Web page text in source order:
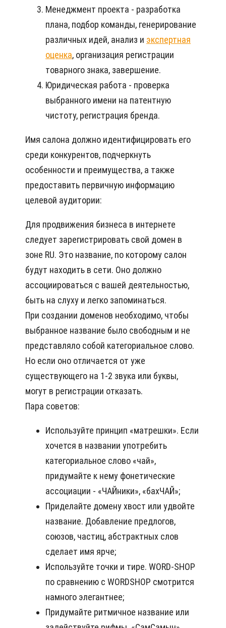
Менеджмент проекта - разработка
плана, подбор команды, генерирование
различных идей, анализ и экспертная
оценка, организация регистрации
товарного знака, завершение.
Юридическая работа - проверка
выбранного имени на патентную
чистоту, регистрация бренда.
Имя салона должно идентифицировать его
среди конкурентов, подчеркнуть
особенности и преимущества, а также
предоставить первичную информацию
целевой аудитории:
Для продвижения бизнеса в интернете
следует зарегистрировать свой домен в
зоне RU. Это название, по которому салон
будут находить в сети. Оно должно
ассоциироваться с вашей деятельностью,
быть на слуху и легко запоминаться.
При создании доменов необходимо, чтобы
выбранное название было свободным и не
представляло собой категориальное слово.
Но если оно отличается от уже
существующего на 1-2 звука или буквы,
могут в регистрации отказать.
Пара советов:
Используйте принцип «матрешки». Если
хочется в названии употребить
категориальное слово «чай»,
придумайте к нему фонетические
ассоциации - «ЧАЙники», «бахЧАЙ»;
Приделайте домену хвост или удвойте
название. Добавление предлогов,
союзов, частиц, абстрактных слов
сделает имя ярче;
Используйте точки и тире. WORD-SHOP
по сравнению с WORDSHOP смотрится
намного элегантнее;
Придумайте ритмичное название или